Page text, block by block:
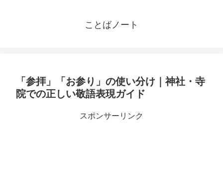
ことばノート
「参拝」「お参り」の使い分け｜神社・寺
院での正しい敬語表現ガイド
スポンサーリンク